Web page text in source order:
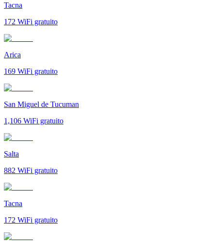
Tacna
172 WiFi gratuito
Arica
169 WiFi gratuito
San Miguel de Tucuman
1,106 WiFi gratuito
Salta
882 WiFi gratuito
Tacna
172 WiFi gratuito